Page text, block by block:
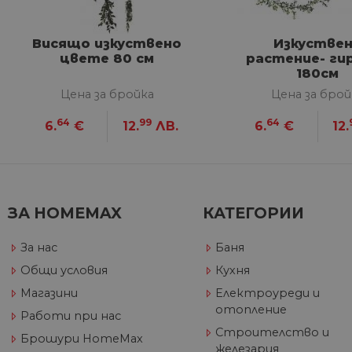
Висящо изкуствено
цвете 80 см
Цена за бройка
6.64 € 12.99 ЛВ.
растение-
180см
Цена за
6.64 € 12.
ЗА HOMEMAX
За нас
Общи условия
Магазини
Работи при нас
Брошури HomeMax
КАТЕГОРИИ
Баня
Кухня
Електроуреди и
отопление
Строителство и
железария
CookieScriptConsent
__utmb
_ga_32J9YV418P
__utmc
YSC
IDE
GeneralAppGenSession
Google Privacy Policy